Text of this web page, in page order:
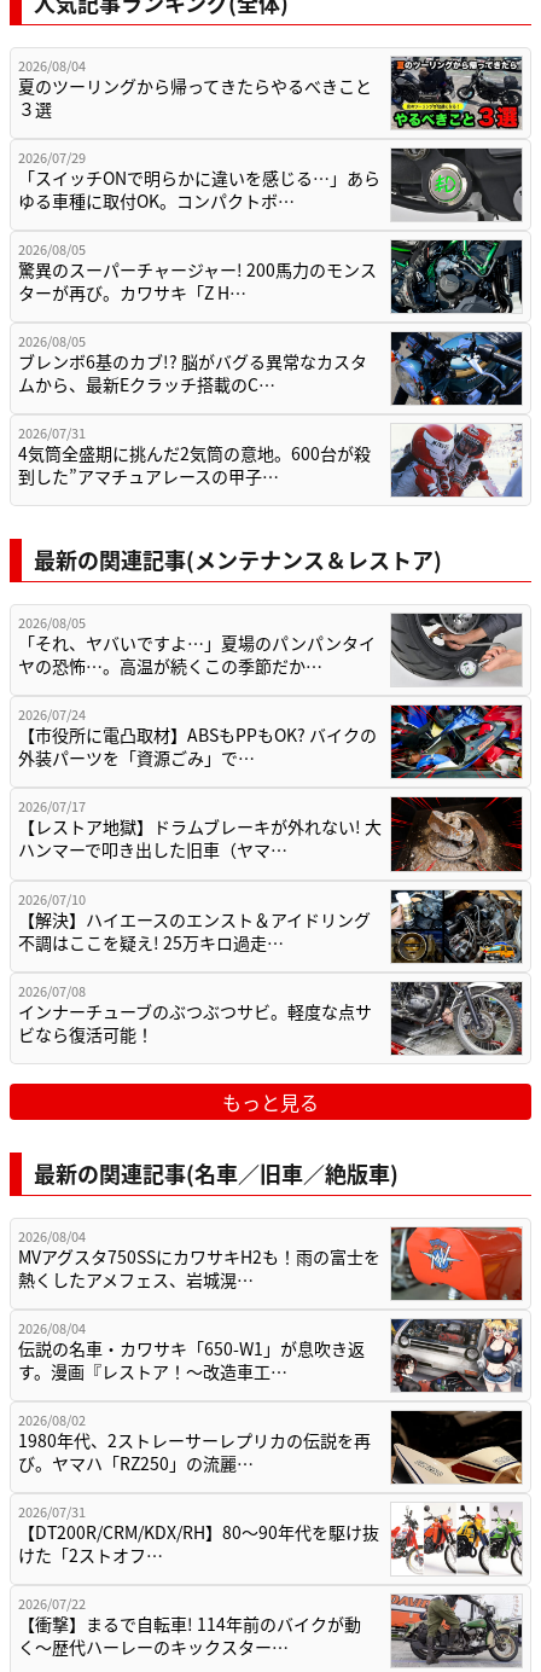
2026/08/04
夏のツーリングから帰ってきたらやるべきこと
３選
2026/07/29
「スイッチONで明らかに違いを感じる…」あら
ゆる車種に取付OK。コンパクトボ…
2026/08/05
驚異のスーパーチャージャー! 200馬力のモンス
ターが再び。カワサキ「Z H…
2026/08/05
ブレンボ6基のカブ!? 脳がバグる異常なカスタ
ムから、最新Eクラッチ搭載のC…
2026/07/31
4気筒全盛期に挑んだ2気筒の意地。600台が殺
到した”アマチュアレースの甲子…
最新の関連記事(メンテナンス＆レストア)
2026/08/05
「それ、ヤバいですよ…」夏場のパンパンタイ
ヤの恐怖…。高温が続くこの季節だか…
2026/07/24
【市役所に電凸取材】ABSもPPもOK? バイクの
外装パーツを「資源ごみ」で…
2026/07/17
【レストア地獄】ドラムブレーキが外れない! 大
ハンマーで叩き出した旧車（ヤマ…
2026/07/10
【解決】ハイエースのエンスト＆アイドリング
不調はここを疑え! 25万キロ過走…
2026/07/08
インナーチューブのぶつぶつサビ。軽度な点サ
ビなら復活可能！
もっと見る
最新の関連記事(名車／旧車／絶版車)
2026/08/04
MVアグスタ750SSにカワサキH2も！雨の富士を
熱くしたアメフェス、岩城滉…
2026/08/04
伝説の名車・カワサキ「650-W1」が息吹き返
す。漫画『レストア！～改造車工…
2026/08/02
1980年代、2ストレーサーレプリカの伝説を再
び。ヤマハ「RZ250」の流麗…
2026/07/31
【DT200R/CRM/KDX/RH】80〜90年代を駆け抜
けた「2ストオフ…
2026/07/22
【衝撃】まるで自転車! 114年前のバイクが動
く〜歴代ハーレーのキックスター…